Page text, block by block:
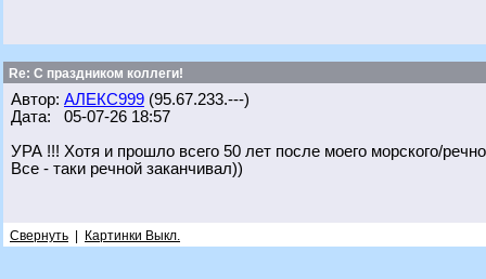
Re: С праздником коллеги!
Автор: АЛЕКС999 (95.67.233.---)
Дата: 05-07-26 18:57
УРА !!! Хотя и прошло всего 50 лет после моего морского/
Все - таки речной заканчивал))
Свернуть Картинки Выкл.